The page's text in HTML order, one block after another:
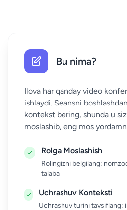
Bu nima?
Ilova har qanday video
ishlaydi. Seansni
kontekst bering, shunda u
moslashib, eng mos
Rolga Moslashish
Rolingizni belgilang:
talaba
Uchrashuv Konteksti
Uchrashuv turini tavsiflang: